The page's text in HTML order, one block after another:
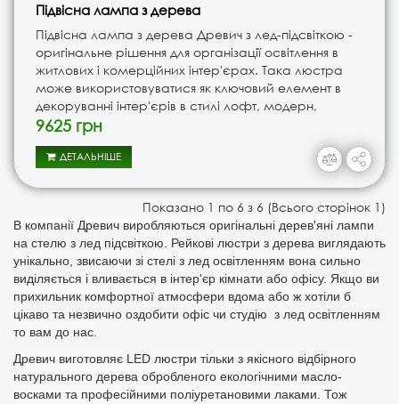
Підвісна лампа з дерева
Підвісна лампа з дерева Древич з лед-підсвіткою -
оригінальне рішення для організації освітлення в
житлових і комерційних інтер'єрах. Така люстра
може використовуватися як ключовий елемент в
декоруванні інтер'єрів в стилі лофт, модерн,
мінімалізм, скандинавському та ряді інших.Завдяки
9625 грн
ДЕТАЛЬНІШЕ
Показано 1 по 6 з 6 (Всього сторінок 1)
В компанії Древич виробляються оригінальні дерев'яні лампи
на стелю з лед підсвіткою. Рейкові люстри з дерева виглядають
унікально, звисаючи зі стелі з лед освітленням вона сильно
виділяється і вливається в інтер'єр кімнати або офісу. Якщо ви
прихильник комфортної атмосфери вдома або ж хотіли б
цікаво та незвично оздобити офіс чи студію з лед освітленням
то вам до нас.
Древич виготовляє LED люстри тільки з якісного відбірного
натурального дерева обробленого екологічними масло-
восками та професійними поліуретановими лаками. Тож